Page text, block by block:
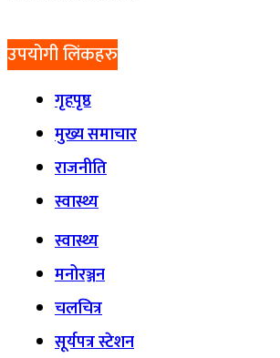
उपयोगी लिंकहरु
गृहपृष्ठ
मुख्य समाचार
राजनीति
स्वास्थ्य
स्वास्थ्य
मनोरञ्जन
चलचित्र
सूर्यपत्र स्टेशन